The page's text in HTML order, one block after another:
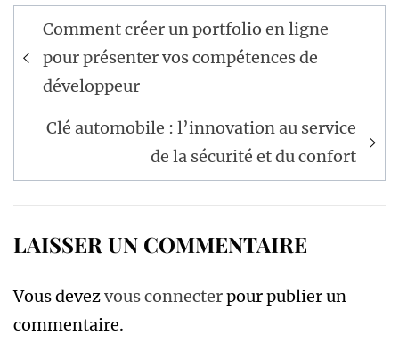
Navigation
de
l’article
Comment créer un portfolio en ligne
pour présenter vos compétences de
développeur
Clé automobile : l’innovation au service
de la sécurité et du confort
LAISSER UN COMMENTAIRE
Vous devezvous connecterpour publier un
commentaire.